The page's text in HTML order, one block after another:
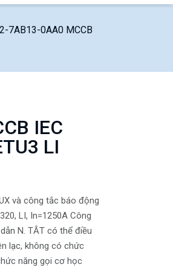
7AB13-0AA0 MCCB
IEC
LI
và công tắc báo động
LI, In=1250A Công
N. TẮT có thể điều
lạc, không có chức
năng gọi cơ học